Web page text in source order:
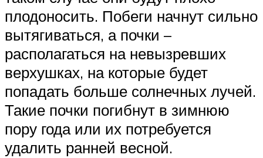
плодоносить. Побеги начнут сильно
вытягиваться, а почки –
располагаться на невызревших
верхушках, на которые будет
попадать больше солнечных лучей.
Такие почки погибнут в зимнюю
пору года или их потребуется
удалить ранней весной.